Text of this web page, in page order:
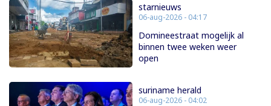
starnieuws
06-aug-2026 - 04:17
Domineestraat mogelijk al
binnen twee weken weer
open
suriname herald
06-aug-2026 - 04:02